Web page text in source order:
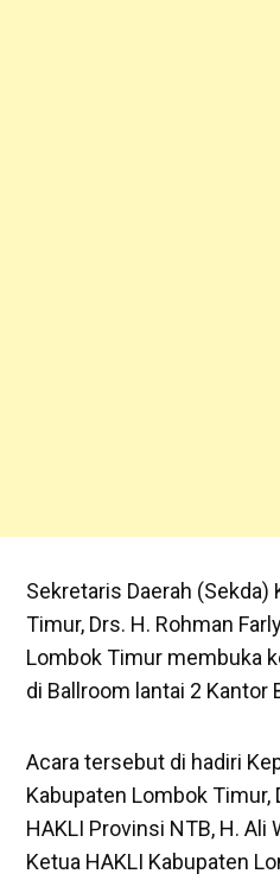
Sekretaris Daerah (Sekda)
Timur, Drs. H. Rohman
Lombok Timur membuka
di Ballroom lantai 2 Kantor
Acara tersebut di hadiri
Kabupaten Lombok Timur,
HAKLI Provinsi NTB, H. Ali
Ketua HAKLI Kabupaten